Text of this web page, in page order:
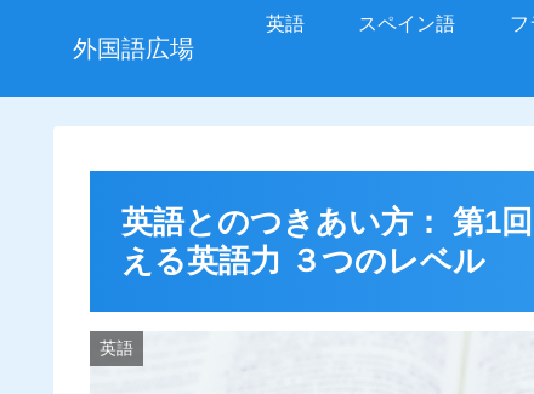
外国語広場
英語 スペイン語 フ
英語とのつきあい方： 第1
える英語力 ３つのレベル
英語